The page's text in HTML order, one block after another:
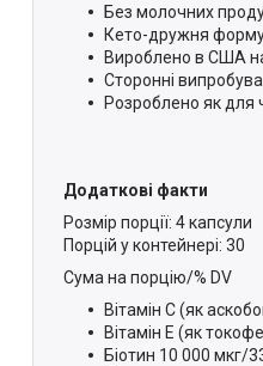
Без молочних
Кето-дружня
Вироблено в США на
Сторонні
Розроблено як для
Додаткові факти
Розмір порції: 4 капсули
Порцій у контейнері: 30
Сума на порцію/% DV
Вітамін С (як
Вітамін E (як
Біотин 10 000 мкг/